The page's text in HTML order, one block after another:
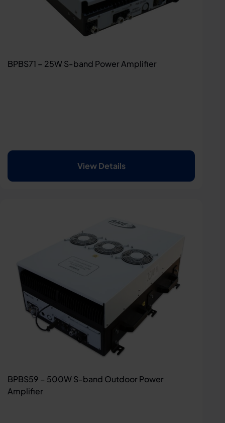
BPBS71 – 25W S-band Power Amplifier
View Details
BPBS59 – 500W S-band Outdoor Power
Amplifier